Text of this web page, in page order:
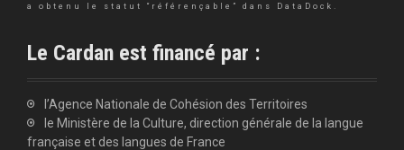
a obtenu le statut “référençable” dans DataDock.
Le Cardan est financé par :
l’Agence Nationale de Cohésion des Territoires
le Ministère de la Culture, direction générale de la langue
française et des langues de France